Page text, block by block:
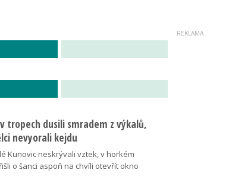
tropech dusili smradem z výkalů,
nevyorali kejdu
Kunovic neskrývali vztek, v horkém
o šanci aspoň na chvíli otevřít okno